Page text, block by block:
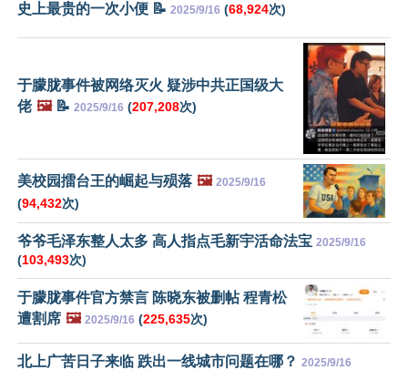
史上最贵的一次小便 📝 2025/9/16 (68,924次)
于朦胧事件被网络灭火 疑涉中共正国级大
佬 🖼️📝 2025/9/16 (207,208次)
美校园擂台王的崛起与殒落 🖼️ 2025/9/16
(94,432次)
爷爷毛泽东整人太多 高人指点毛新宇活命法宝 2025/9/16
(103,493次)
于朦胧事件官方禁言 陈晓东被删帖 程青松
遭割席 🖼️ 2025/9/16 (225,635次)
北上广苦日子来临 跌出一线城市问题在哪？ 2025/9/16